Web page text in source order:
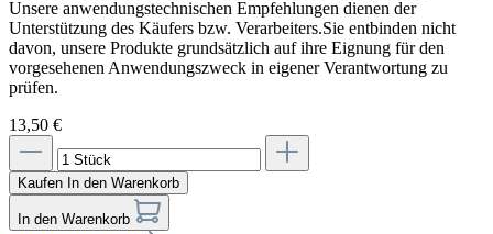
Unsere anwendungstechnischen Empfehlungen dienen der
Unterstützung des Käufers bzw. Verarbeiters.Sie entbinden nicht
davon, unsere Produkte grundsätzlich auf ihre Eignung für den
vorgesehenen Anwendungszweck in eigener Verantwortung zu
prüfen.
13,50 €
Kaufen In den Warenkorb
In den Warenkorb